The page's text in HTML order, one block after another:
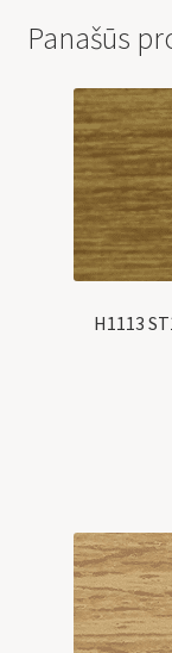
Panašūs
H1113